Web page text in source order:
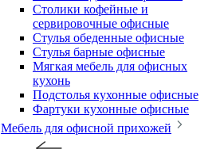
Столики кофейные и
сервировочные офисные
Стулья обеденные офисные
Стулья барные офисные
Мягкая мебель для офисных
кухонь
Подстолья кухонные офисные
Фартуки кухонные офисные
Мебель для офисной прихожей